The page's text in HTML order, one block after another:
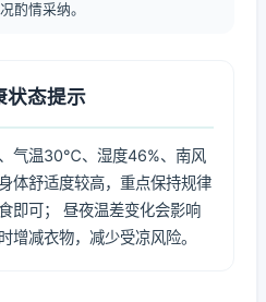
酌情采纳。
状态提示
气温30℃、湿度46%、南风
体舒适度较高，重点保持规律
即可； 昼夜温差变化会影响
增减衣物，减少受凉风险。